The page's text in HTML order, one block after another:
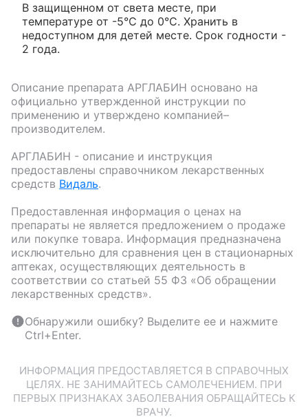
В защищенном от света месте, при
температуре от -5°С до 0°С. Хранить в
недоступном для детей месте. Срок годности -
2 года.
Описание препарата АРГЛАБИН основано на
официально утвержденной инструкции по
применению и утверждено компанией–
производителем.
АРГЛАБИН - описание и инструкция
предоставлены справочником лекарственных
средств Видаль.
Предоставленная информация о ценах на
препараты не является предложением о продаже
или покупке товара. Информация предназначена
исключительно для сравнения цен в стационарных
аптеках, осуществляющих деятельность в
соответствии со статьей 55 ФЗ «Об обращении
лекарственных средств».
Обнаружили ошибку? Выделите ее и нажмите
Ctrl+Enter.
ИНФОРМАЦИЯ ПРЕДОСТАВЛЯЕТСЯ В СПРАВОЧНЫХ
ЦЕЛЯХ. НЕ ЗАНИМАЙТЕСЬ САМОЛЕЧЕНИЕМ. ПРИ
ПЕРВЫХ ПРИЗНАКАХ ЗАБОЛЕВАНИЯ ОБРАЩАЙТЕСЬ К
ВРАЧУ.